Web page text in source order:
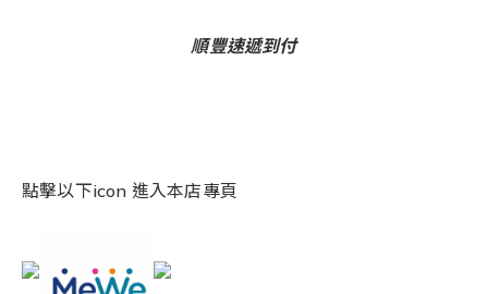
順豐速遞到付
點擊以下icon 進入本店專頁